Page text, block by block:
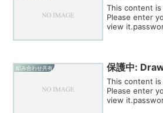
This content
Please enter
view
組み合わせ共有 保護中:
This content
Please enter
view